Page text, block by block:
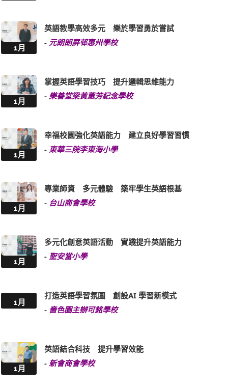
1月
英語教學高效多元 樂於學習勇於嘗試
- 元朗朗屏邨惠州學校
1月
掌握英語學習技巧 提升邏輯思維能力
- 樂善堂梁黃蕙芳紀念學校
1月
幸福校園強化英語能力 建立良好學習習慣
- 東華三院李東海小學
1月
專業師資 多元體驗 築牢學生英語根基
- 台山商會學校
1月
多元化創意英語活動 實踐提升英語能力
- 聖安當小學
1月
打造英語學習氛圍 創設AI 學習新模式
- 嗇色園主辦可銘學校
1月
英語結合科技 提升學習效能
- 新會商會學校